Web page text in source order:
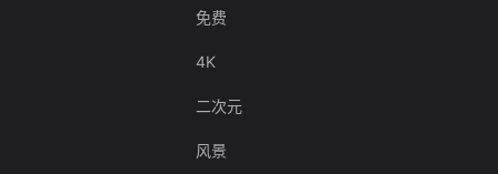
免费
4K
二次元
风景